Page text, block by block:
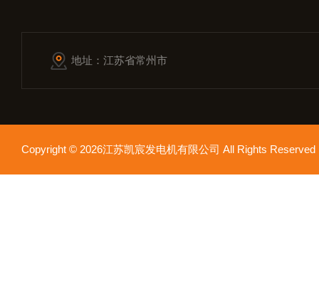
地址：江苏省常州市
Copyright © 2026江苏凯宸发电机有限公司 All Rights